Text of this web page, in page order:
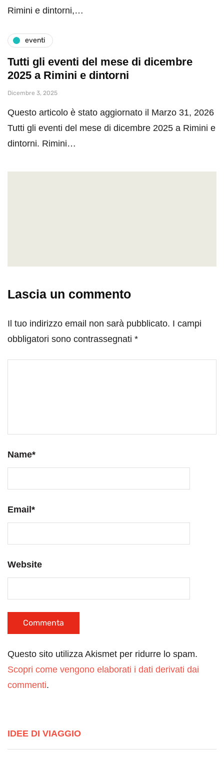
Rimini e dintorni,…
eventi
Tutti gli eventi del mese di dicembre
2025 a Rimini e dintorni
Dicembre 3, 2025
Questo articolo è stato aggiornato il Marzo 31, 2026
Tutti gli eventi del mese di dicembre 2025 a Rimini e
dintorni. Rimini…
Lascia un commento
Il tuo indirizzo email non sarà pubblicato. I campi
obbligatori sono contrassegnati *
Name*
Email*
Website
Questo sito utilizza Akismet per ridurre lo spam.
Scopri come vengono elaborati i dati derivati dai
commenti.
IDEE DI VIAGGIO